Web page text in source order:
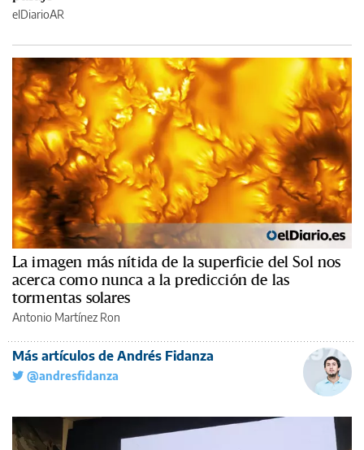
elDiarioAR
La imagen más nítida de la superficie del Sol nos
acerca como nunca a la predicción de las
tormentas solares
Antonio Martínez Ron
Más artículos de Andrés Fidanza
@andresfidanza